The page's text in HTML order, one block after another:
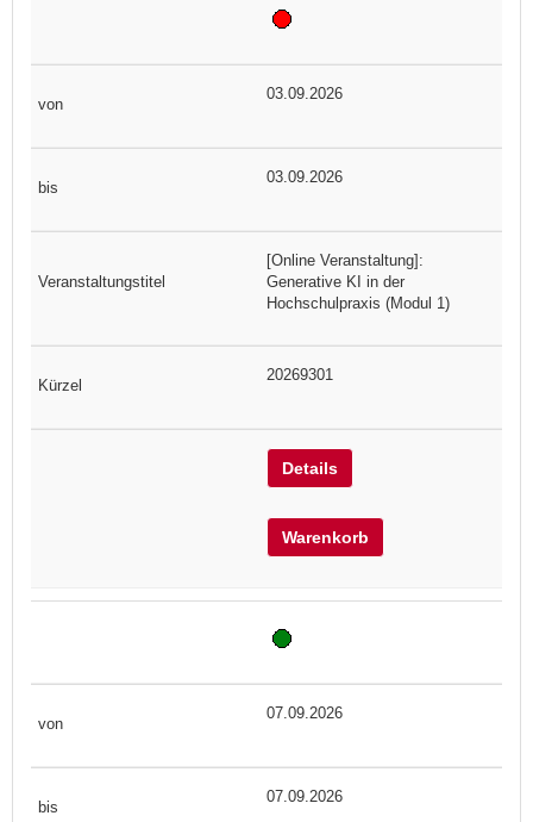
03.09.2026
03.09.2026
[Online Veranstaltung]:
Generative KI in der
Hochschulpraxis (Modul 1)
20269301
Details
Warenkorb
07.09.2026
07.09.2026